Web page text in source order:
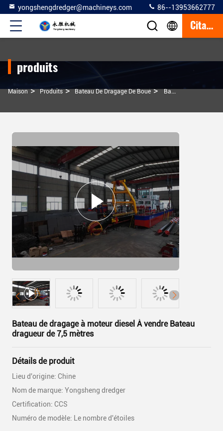
yongshengdredger@machineys.com 86--13953662777
Citation
produits
Maison > Produits > Bateau De Dragage De Boue > Bateau De Dragage À Moteur Diesel À Vendre Bateau Dragueur De 7,5 Mètres
Bateau de dragage à moteur diesel À vendre Bateau
dragueur de 7,5 mètres
Détails de produit
Lieu d'origine: Chine
Nom de marque: Yongsheng dredger
Certification: CCS
Numéro de modèle: Le nombre d'étoiles